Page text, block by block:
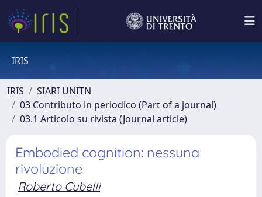
IRIS
IRIS
SIARI UNITN
03 Contributo in periodico (Part of a journal)
03.1 Articolo su rivista (Journal article)
Embodied cognition: nessuna
rivoluzione
Roberto Cubelli